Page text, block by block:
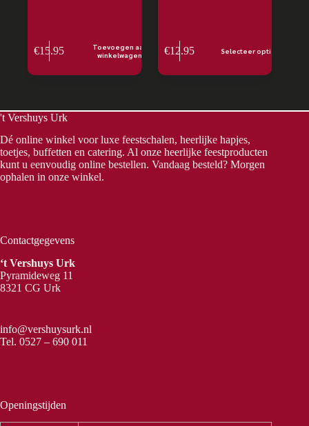
€15.95
Toevoegen aan
winkelwagen
€12.95 Selecteer opties
't Vershuys Urk
Dé online winkel voor luxe feestschalen, heerlijke hapjes,
toetjes, buffetten en catering. Al onze heerlijke feestproducten
kunt u eenvoudig online bestellen. Vandaag besteld? Morgen
ophalen in onze winkel.
Contactgegevens
‘t Vershuys Urk
Pyramideweg 11
8321 CG Urk
info@vershuysurk.nl
Tel. 0527 – 690 011
Openingstijden